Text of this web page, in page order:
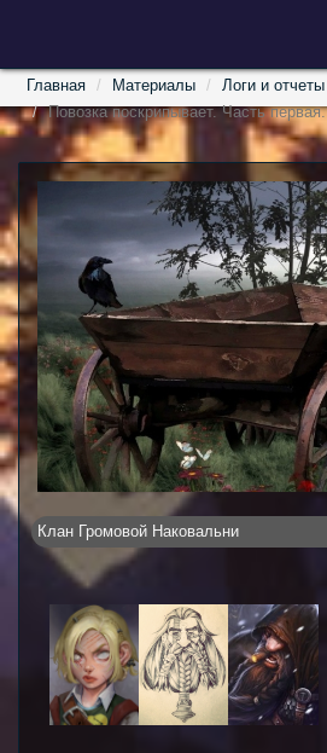
Главная Материалы
Логи и отчеты
Повозка поскрипывает. Часть первая.
Клан Громовой Наковальни